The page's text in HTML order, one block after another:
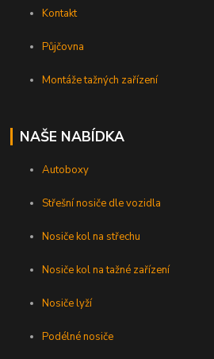
Kontakt
Půjčovna
Montáže tažných zařízení
NAŠE NABÍDKA
Autoboxy
Střešní nosiče dle vozidla
Nosiče kol na střechu
Nosiče kol na tažné zařízení
Nosiče lyží
Podélné nosiče